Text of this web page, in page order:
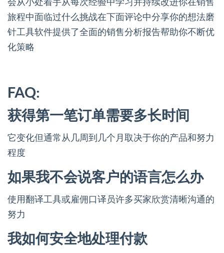
旅程中面临过什么挑战在下面评论中分享你的想法磨
针工具软件提供了全面的销售分析报告帮助你不断优
化策略
FAQ:
获得第一笔订单需要多长时间
它变化但通常从几周到几个月取决于你的产品和努力
程度
如果我不会说客户的语言怎么办
使用翻译工具或雇佣口译员许多买家欣赏清晰沟通的
努力
我如何安全地处理付款